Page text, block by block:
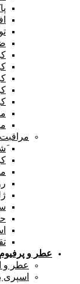
عطر و پرفیوم
عطر و
اسپری